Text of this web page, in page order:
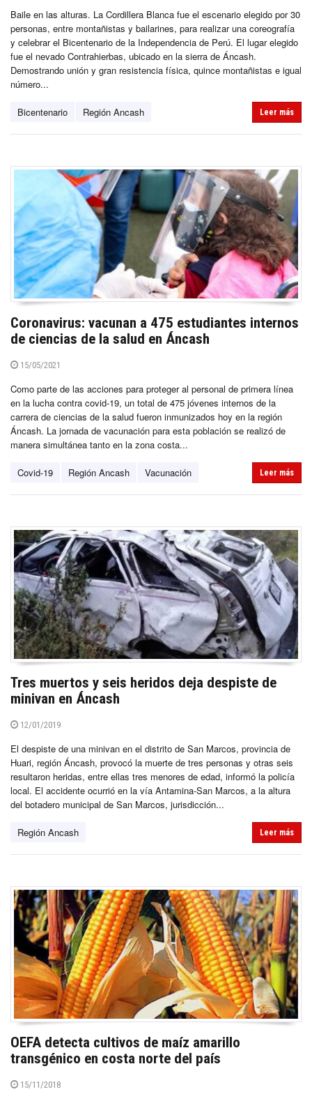
Baile en las alturas. La Cordillera Blanca fue el escenario elegido por 30
personas, entre montañistas y bailarines, para realizar una coreografía
y celebrar el Bicentenario de la Independencia de Perú. El lugar elegido
fue el nevado Contrahierbas, ubicado en la sierra de Áncash.
Demostrando unión y gran resistencia física, quince montañistas e igual
número...
Bicentenario Región Ancash Leer más
Coronavirus: vacunan a 475 estudiantes internos
de ciencias de la salud en Áncash
15/05/2021
Como parte de las acciones para proteger al personal de primera línea
en la lucha contra covid-19, un total de 475 jóvenes internos de la
carrera de ciencias de la salud fueron inmunizados hoy en la región
Áncash. La jornada de vacunación para esta población se realizó de
manera simultánea tanto en la zona costa...
Covid-19 Región Ancash Vacunación Leer más
Tres muertos y seis heridos deja despiste de
minivan en Áncash
12/01/2019
El despiste de una minivan en el distrito de San Marcos, provincia de
Huari, región Áncash, provocó la muerte de tres personas y otras seis
resultaron heridas, entre ellas tres menores de edad, informó la policía
local. El accidente ocurrió en la vía Antamina-San Marcos, a la altura
del botadero municipal de San Marcos, jurisdicción...
Región Ancash Leer más
OEFA detecta cultivos de maíz amarillo
transgénico en costa norte del país
15/11/2018